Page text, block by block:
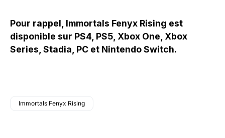
Pour rappel, Immortals Fenyx Rising est
disponible sur PS4, PS5, Xbox One, Xbox
Series, Stadia, PC et Nintendo Switch.
Immortals Fenyx Rising